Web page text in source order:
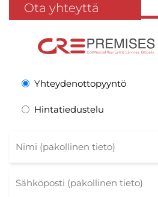
Ota yhteyttä
Yhteydenottopyyntö
Hintatiedustelu